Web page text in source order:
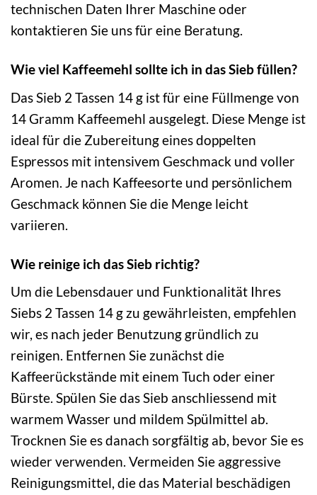
technischen Daten Ihrer Maschine oder
kontaktieren Sie uns für eine Beratung.
Wie viel Kaffeemehl sollte ich in das Sieb füllen?
Das Sieb 2 Tassen 14 g ist für eine Füllmenge von
14 Gramm Kaffeemehl ausgelegt. Diese Menge ist
ideal für die Zubereitung eines doppelten
Espressos mit intensivem Geschmack und voller
Aromen. Je nach Kaffeesorte und persönlichem
Geschmack können Sie die Menge leicht
variieren.
Wie reinige ich das Sieb richtig?
Um die Lebensdauer und Funktionalität Ihres
Siebs 2 Tassen 14 g zu gewährleisten, empfehlen
wir, es nach jeder Benutzung gründlich zu
reinigen. Entfernen Sie zunächst die
Kaffeerückstände mit einem Tuch oder einer
Bürste. Spülen Sie das Sieb anschliessend mit
warmem Wasser und mildem Spülmittel ab.
Trocknen Sie es danach sorgfältig ab, bevor Sie es
wieder verwenden. Vermeiden Sie aggressive
Reinigungsmittel, die das Material beschädigen